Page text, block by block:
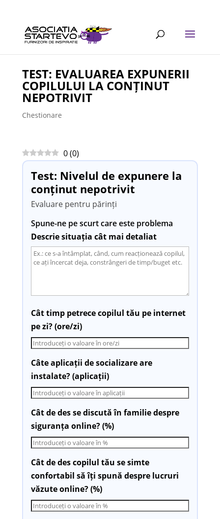
TEST: EVALUAREA EXPUNERII
COPILULUI LA CONȚINUT
NEPOTRIVIT
Chestionare
0 (0)
Test: Nivelul de expunere la
conținut nepotrivit
Evaluare pentru părinți
Spune-ne pe scurt care este problema
Descrie situația cât mai detaliat
Cât timp petrece copilul tău pe internet
pe zi? (ore/zi)
Câte aplicații de socializare are
instalate? (aplicații)
Cât de des se discută în familie despre
siguranța online? (%)
Cât de des copilul tău se simte
confortabil să îți spună despre lucruri
văzute online? (%)